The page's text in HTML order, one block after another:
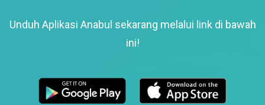
Unduh Aplikasi Anabul sekarang melalui link di bawah
ini!